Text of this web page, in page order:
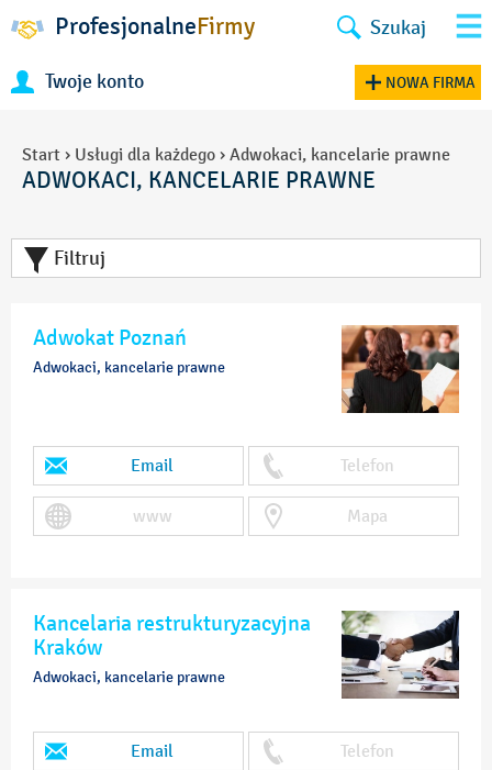
ProfesjonalneFirmy Szukaj
Twoje konto NOWA FIRMA
Start › Usługi dla każdego › Adwokaci, kancelarie prawne
ADWOKACI, KANCELARIE PRAWNE
Filtruj
Adwokat Poznań
Adwokaci, kancelarie prawne
Email Telefon
www Mapa
Kancelaria restrukturyzacyjna
Kraków
Adwokaci, kancelarie prawne
Email Telefon